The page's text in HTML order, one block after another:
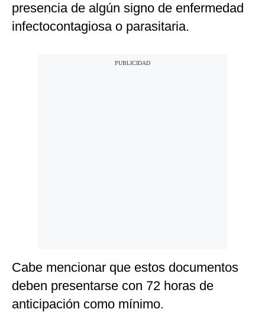
presencia de algún signo de enfermedad
infectocontagiosa o parasitaria.
Cabe mencionar que estos documentos
deben presentarse con 72 horas de
anticipación como mínimo.